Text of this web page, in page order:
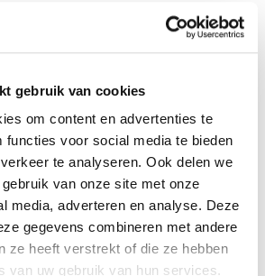
gebruik van cookies
om content en advertenties te
functies voor social media te bieden
te analyseren. Ook delen we
van onze site met onze
media, adverteren en analyse. Deze
gegevens combineren met andere
ze heeft verstrekt of die ze hebben
van uw gebruik van hun services.
Specificaties
wat en hoe
Jef Barrett